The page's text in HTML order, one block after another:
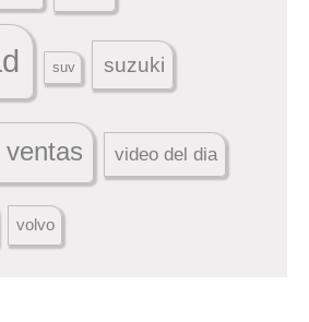
suv suzuki
ventas video del dia
volvo